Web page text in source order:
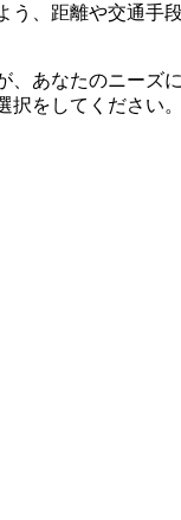
、距離や交通手
あなたのニーズ
をしてください。